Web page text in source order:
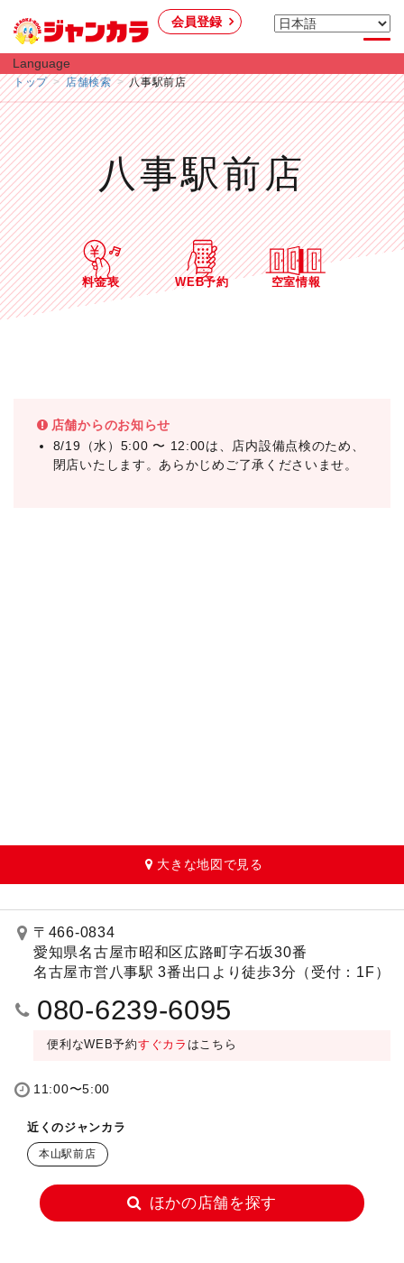
会員登録
Language
トップ 店舗検索 八事駅前店
八事駅前店
料金表 WEB予約 空室情報
店舗からのお知らせ
8/19（水）5:00 〜 12:00は、店内設備点検のため、
閉店いたします。あらかじめご了承くださいませ。
大きな地図で見る
〒466-0834
愛知県名古屋市昭和区広路町字石坂30番
名古屋市営八事駅 3番出口より徒歩3分（受付：1F）
080-6239-6095
便利なWEB予約すぐカラ はこちら
11:00〜5:00
近くのジャンカラ
本山駅前店
ほかの店舗を探す